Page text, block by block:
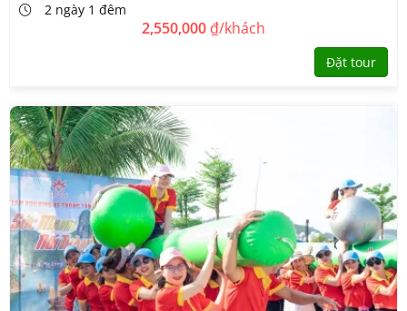
2 ngày 1 đêm
2,550,000 ₫/khách
Đặt tour